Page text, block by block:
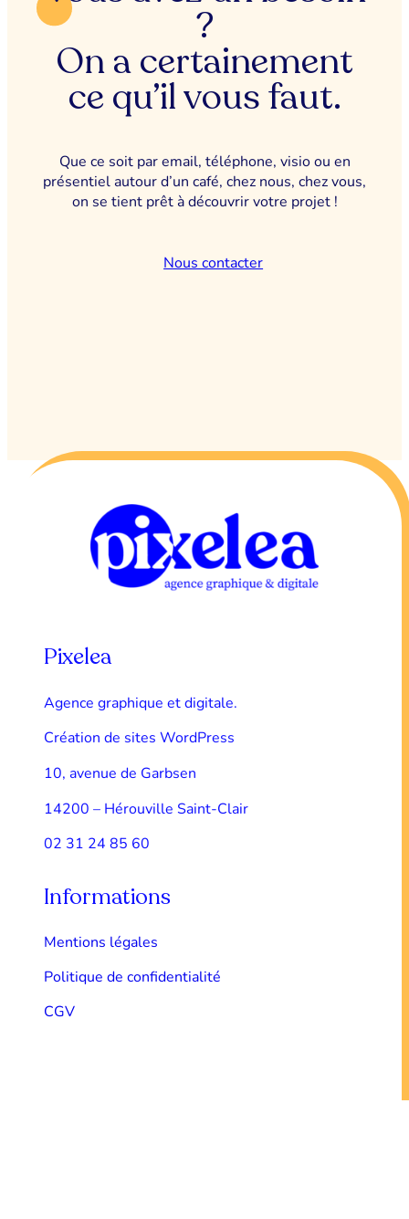
?
On a certainement
ce qu’il vous faut.
Que ce soit par email, téléphone, visio ou en
présentiel autour d’un café, chez nous, chez vous,
on se tient prêt à découvrir votre projet !
Nous contacter
Pixelea
Agence graphique et digitale.
Création de sites WordPress
10, avenue de Garbsen
14200 – Hérouville Saint-Clair
02 31 24 85 60
Informations
Mentions légales
Politique de confidentialité
CGV